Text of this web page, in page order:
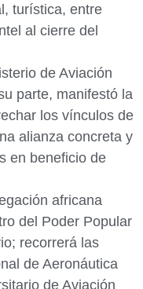
turística, entre
al cierre del
de Aviación
parte, manifestó la
los vínculos de
alianza concreta y
en beneficio de
africana
del Poder Popular
recorrerá las
de Aeronáutica
de Aviación